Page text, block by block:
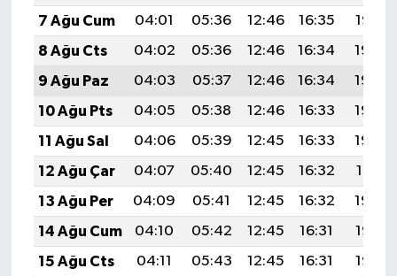
7 Ağu Cum
04:01 05:36 12:46 16:35
19:47
8 Ağu Cts
04:02 05:36 12:46 16:34
19:45
9 Ağu Paz
04:03 05:37 12:46 16:34
19:44
10 Ağu Pts
04:05 05:38 12:46 16:33
19:43
11 Ağu Sal
04:06 05:39 12:45 16:33
19:42
12 Ağu Çar
04:07 05:40 12:45 16:32
19:41
13 Ağu Per
04:09 05:41 12:45 16:32
19:39
14 Ağu Cum
04:10 05:42 12:45 16:31
19:38
15 Ağu Cts
04:11 05:43 12:45 16:31
19:37